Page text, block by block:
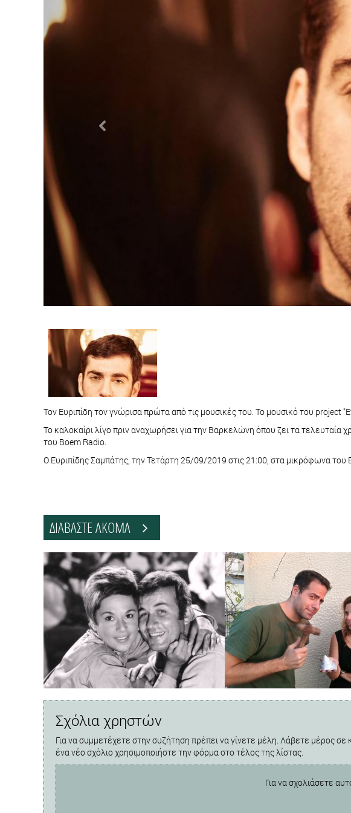
Τον Ευριπίδη τον γνώρισα πρώτα από τις μουσικές του. Το μουσικό του
Το καλοκαίρι λίγο πριν αναχωρήσει για την Βαρκελώνη όπου ζει τα
του Boem Radio.
O Ευριπίδης Σαμπάτης, την Τετάρτη 25/09/2019 στις 21:00, στα μικρόφωνα
ΔΙΑΒΑΣΤΕ ΑΚΟΜΑ
Σχόλια χρηστών
Για να συμμετέχετε στην συζήτηση πρέπει να γίνετε μέλη. Λάβετε μέρος
ένα νέο σχόλιο χρησιμοποιήστε την φόρμα στο τέλος της λίστας.
Για να σχολιάσετε